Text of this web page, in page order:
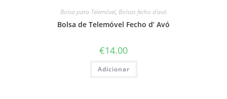
Bolsa para Telemóvel, Bolsas fecho d'avó
Bolsa de Telemóvel Fecho d’ Avó
€14.00
Adicionar